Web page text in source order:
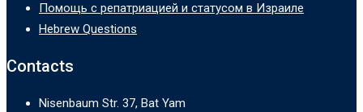
Помощь с репатриацией и статусом в Израиле
Hebrew Questions
Contacts
Nisenbaum Str. 37, Bat Yam